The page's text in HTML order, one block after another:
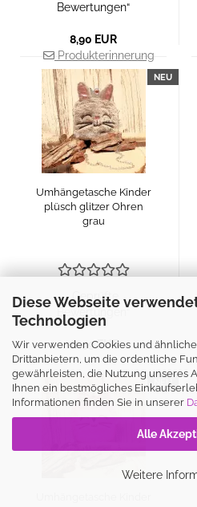
Diese Webseite
Technologien
Wir verwenden Cookies und
Drittanbietern, um die ordentliche
gewährleisten, die Nutzung unseres
Ihnen ein bestmögliches
Informationen finden Sie in unserer
Alle
Weitere
Bewertungen“
8,90 EUR
Produkterinnerung
NEU
Umhängetasche Kinder
plüsch glitzer Ohren
grau
„Geprüfte
Bewertungen“
12,99 EUR
NEU